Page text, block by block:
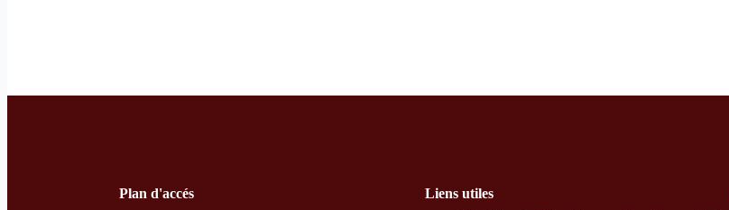
Plan d'accés
Liens utiles